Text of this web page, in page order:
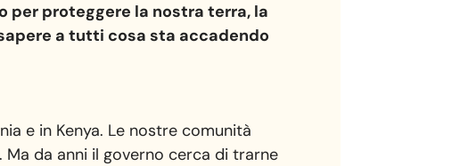
per proteggere la nostra terra, la
a tutti cosa sta accadendo
e in Kenya. Le nostre comunità
da anni il governo cerca di trarne